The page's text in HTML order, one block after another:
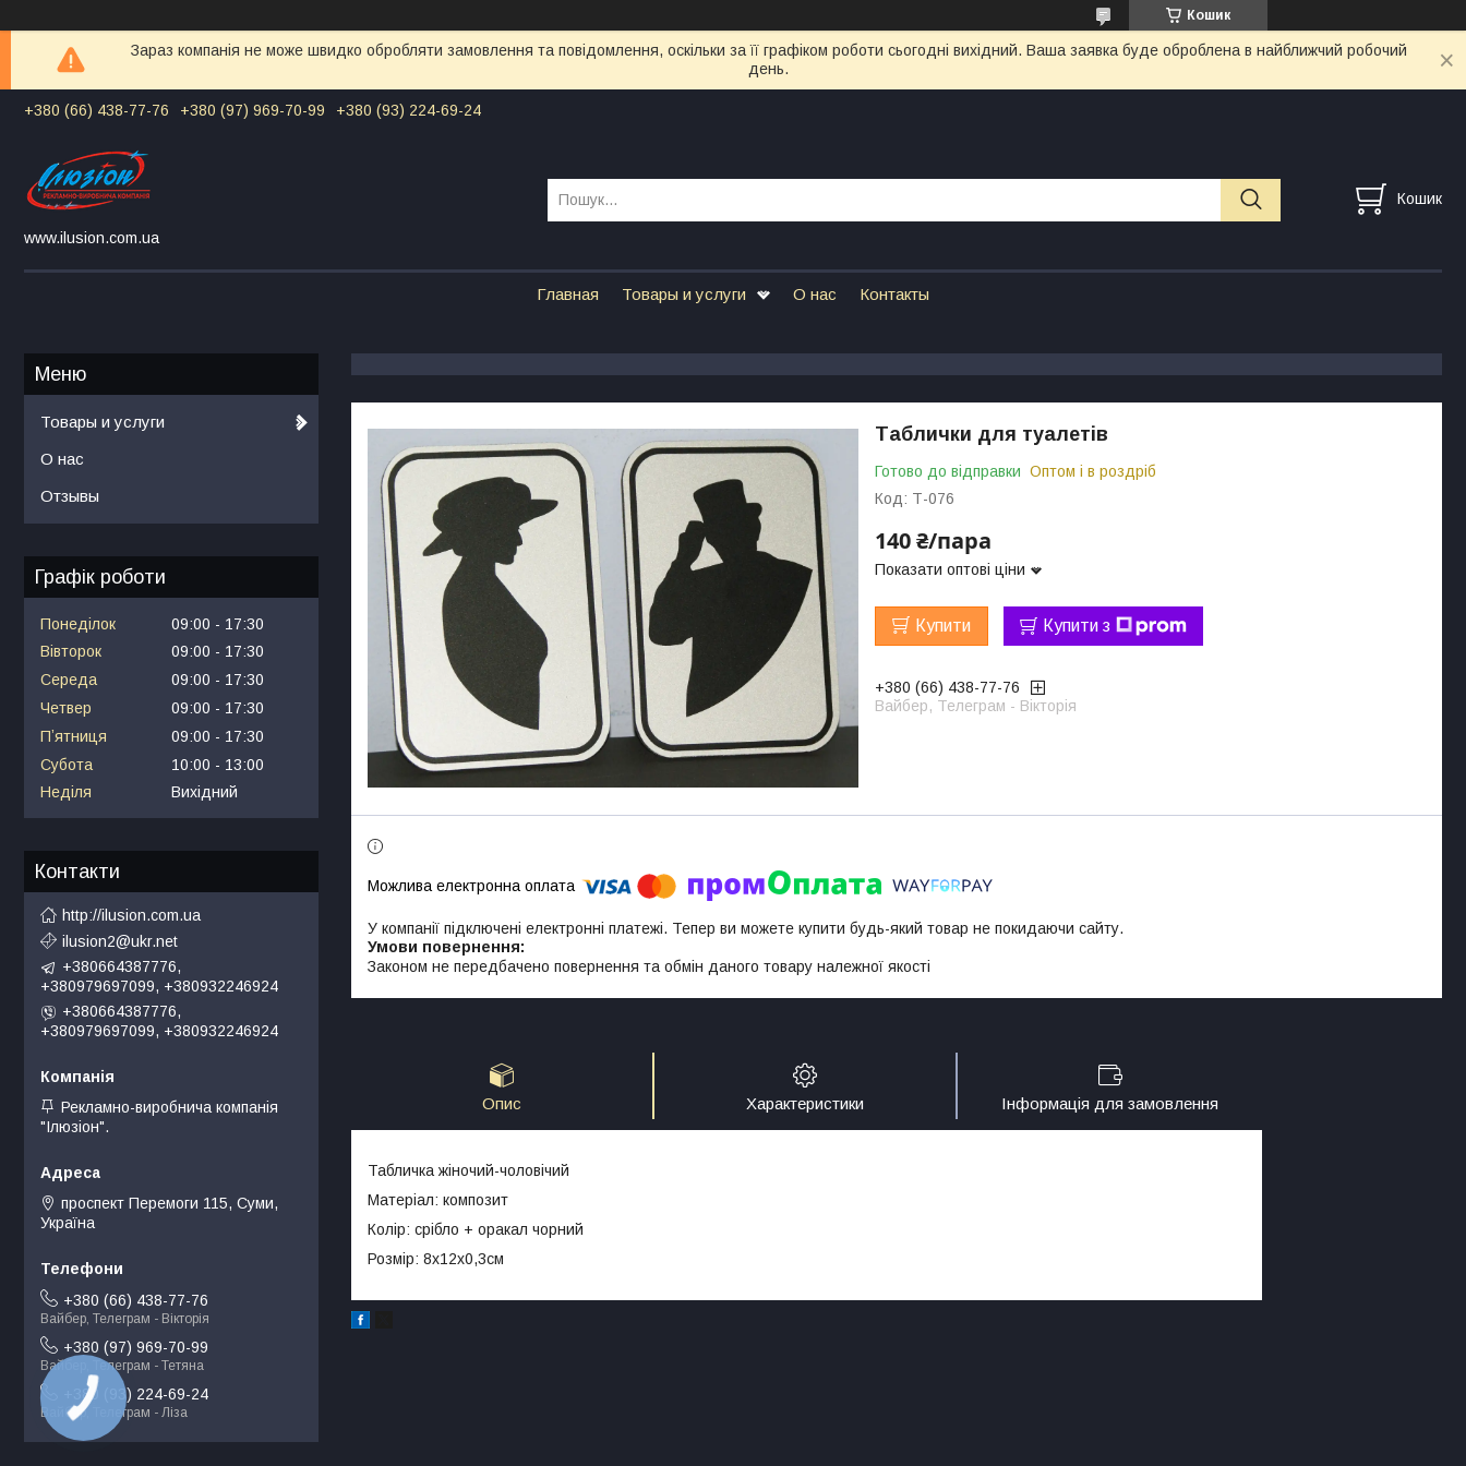
Кошик
Зараз компанія не може швидко обробляти замовлення та повідомлення, оскільки за її графіком роботи сьогодні вихідний. Ваша заявка буде оброблена в найближчий робочий
день.
+380 (66) 438-77-76 +380 (97) 969-70-99 +380 (93) 224-69-24
www.ilusion.com.ua
Кошик
Главная Товары и услуги О нас Контакты
Таблички для туалетів
Готово до відправки Оптом і в роздріб
Код: Т-076
140 ₴/пара
Показати оптові ціни
Купити Купити з
+380 (66) 438-77-76
Вайбер, Телеграм - Вікторія
У компанії підключені електронні платежі. Тепер ви можете купити будь-який товар не покидаючи сайту.
Законом не передбачено повернення та обмін даного товару належної якості
Опис Характеристики Інформація для замовлення
Табличка жіночий-чоловічий
Матеріал: композит
Колір: срібло + оракал чорний
Розмір: 8х12х0,3см
Товары и услуги
О нас
Отзывы
Графік роботи
Понеділок 09:00
17:30
Вівторок
09:00
17:30
Середа
09:00
17:30
Четвер
09:00
17:30
Пʼятниця
09:00
17:30
Субота
10:00
13:00
Неділя
Вихідний
Контакти
http://ilusion.com.ua
ilusion2@ukr.net
+380664387776,
+380979697099, +380932246924
+380664387776,
+380979697099, +380932246924
Рекламно-виробнича компанія
"Ілюзіон".
проспект Перемоги 115, Суми,
Україна
+380 (66) 438-77-76
Вайбер, Телеграм - Вікторія
+380 (97) 969-70-99
Вайбер, Телеграм - Тетяна
+380 (93) 224-69-24
Вайбер, Телеграм - Ліза
КНОПКА
ЗВ'ЯЗКУ